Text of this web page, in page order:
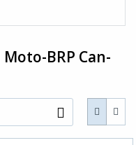
Moto-BRP Can-